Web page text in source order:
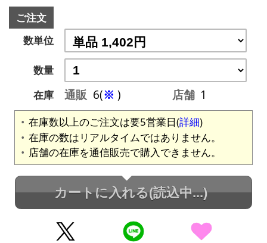
ご注文
数単位
数量
在庫
通販 6(※ ) 店舗 1
在庫数以上のご注文は要5営業日(詳細)
在庫の数はリアルタイムではありません。
店舗の在庫を通信販売で購入できません。
カートに入れる(読込中...)